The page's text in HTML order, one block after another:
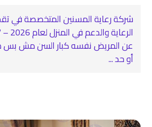
شركة رعاية المسنين المتخصصة في
عن المريض نفسه كبار السن مش بس
أو حد ...